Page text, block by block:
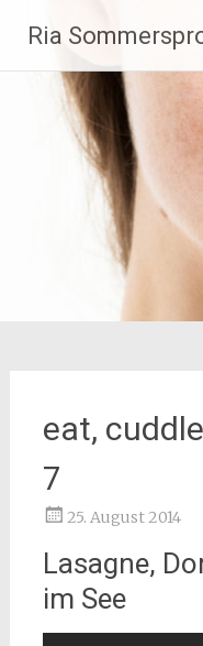
Inhalt
springen
Ria
eat,
7
25. August 2014
Lasagne,
im See